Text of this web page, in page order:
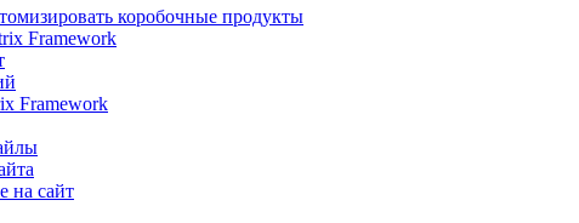
коробочные продукты
Framework
Framework
на сайт